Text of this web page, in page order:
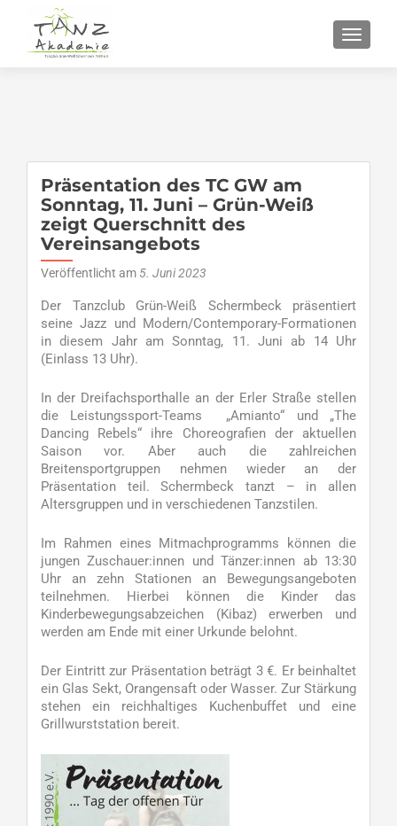
Präsentation des TC GW am
Sonntag, 11. Juni – Grün-Weiß
zeigt Querschnitt des
Vereinsangebots
Veröffentlicht am 5. Juni 2023
Der Tanzclub Grün-Weiß Schermbeck präsentiert
seine Jazz und Modern/Contemporary-Formationen
in diesem Jahr am Sonntag, 11. Juni ab 14 Uhr
(Einlass 13 Uhr).
In der Dreifachsporthalle an der Erler Straße stellen
die Leistungssport-Teams „Amianto“ und „The
Dancing Rebels“ ihre Choreografien der aktuellen
Saison vor. Aber auch die zahlreichen
Breitensportgruppen nehmen wieder an der
Präsentation teil. Schermbeck tanzt – in allen
Altersgruppen und in verschiedenen Tanzstilen.
Im Rahmen eines Mitmachprogramms können die
jungen Zuschauer:innen und Tänzer:innen ab 13:30
Uhr an zehn Stationen an Bewegungsangeboten
teilnehmen. Hierbei können die Kinder das
Kinderbewegungsabzeichen (Kibaz) erwerben und
werden am Ende mit einer Urkunde belohnt.
Der Eintritt zur Präsentation beträgt 3 €. Er beinhaltet
ein Glas Sekt, Orangensaft oder Wasser. Zur Stärkung
stehen ein reichhaltiges Kuchenbuffet und eine
Grillwurststation bereit.